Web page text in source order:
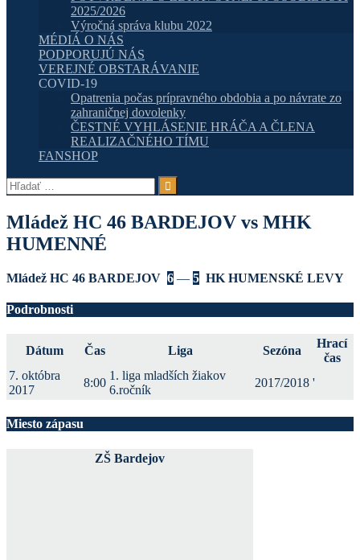
2025/2026
Výročná správa klubu 2022
MÉDIÁ O NÁS
PODPORUJÚ NÁS
VEREJNÉ OBSTARÁVANIE
COVID-19
Opatrenia počas prípravného obdobia a po návrate zo
zahraničnej dovolenky
ČESTNÉ VYHLÁSENIE HRÁČA A ČLENA
REALIZAČNÉHO TÍMU
FANSHOP
Hľadať:
Mládež HC 46 BARDEJOV vs MHK
HUMENNÉ
Mládež HC 46 BARDEJOV 6 — 5 HK HUMENSKÉ LEVY
Podrobnosti
Dátum Čas Liga Sezóna
Hrací
čas
7. októbra
2017
8:00
1. liga mladších žiakov
6.ročník
2017/2018 '
Miesto zápasu
ZŠ Bardejov